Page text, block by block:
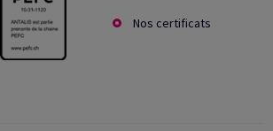
Nos certificats